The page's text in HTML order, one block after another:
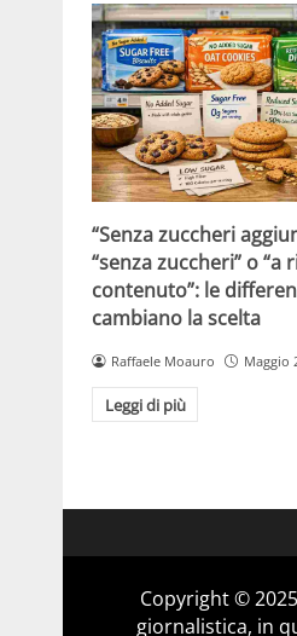
“Senza zuccheri
“senza zuccheri” o “a
contenuto”: le
cambiano la scelta
Raffaele Moauro Maggio
Leggi di più
Copyright ©
giornalistica, in